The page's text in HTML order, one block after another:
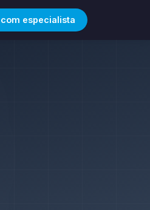
com especialista